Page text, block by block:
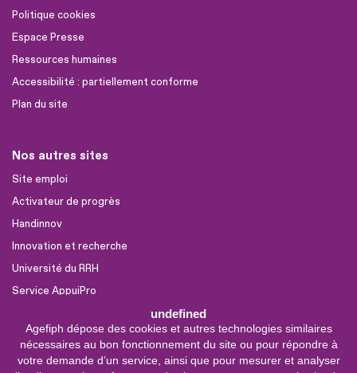
undefined
Agefiph dépose des cookies et autres technologies similaires
nécessaires au bon fonctionnement du site ou pour répondre à
votre demande d’un service, ainsi que pour mesurer et analyser
Politique cookies
Espace Presse
Ressources humaines
Accessibilité : partiellement conforme
Plan du site
Nos autres sites
Site emploi
Activateur de progrès
Handinnov
Innovation et recherche
Université du RRH
Service AppuiPro
Nous suivre
Youtube